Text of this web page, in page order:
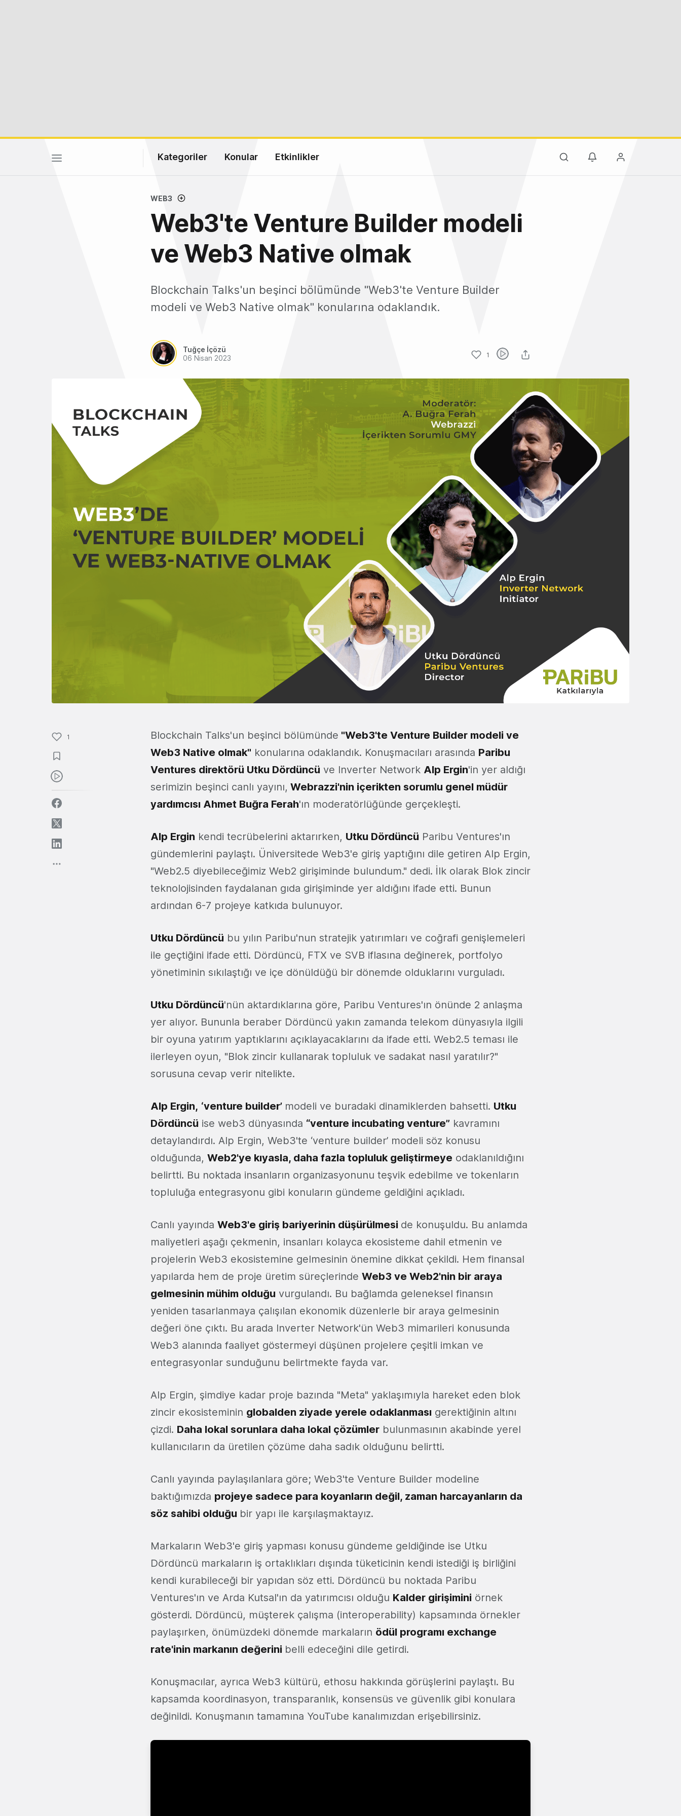
Kategoriler Konular Etkinlikler
WEB3
Web3'te Venture Builder modeli
ve Web3 Native olmak
Blockchain Talks'un beşinci bölümünde "Web3'te Venture Builder
modeli ve Web3 Native olmak" konularına odaklandık.
Tuğçe İçözü
06 Nisan 2023
1
1 Blockchain Talks'un beşinci bölümünde "Web3'te Venture Builder modeli ve
Web3 Native olmak" konularına odaklandık. Konuşmacıları arasında Paribu
Ventures direktörü Utku Dördüncü ve Inverter Network Initiator'ı
Alp Ergin'in yer aldığı
serimizin beşinci canlı yayını, Webrazzi'nin içerikten sorumlu genel müdür
yardımcısı Ahmet Buğra Ferah'ın moderatörlüğünde gerçekleşti.
Oturumda
Alp Ergin kendi tecrübelerini aktarırken, Utku Dördüncü Paribu Ventures'ın
gündemlerini paylaştı. Üniversitede Web3'e giriş yaptığını dile getiren Alp Ergin,
"Web2.5 diyebileceğimiz Web2 girişiminde bulundum." dedi. İlk olarak Blok zincir
teknolojisinden faydalanan gıda girişiminde yer aldığını ifade etti. Bunun
ardından 6-7 projeye katkıda bulunuyor.
Utku Dördüncü bu yılın Paribu'nun stratejik yatırımları ve coğrafi genişlemeleri
ile geçtiğini ifade etti. Dördüncü, FTX ve SVB iflasına değinerek, portfolyo
yönetiminin sıkılaştığı ve içe dönüldüğü bir dönemde olduklarını vurguladı.
Utku Dördüncü'nün aktardıklarına göre, Paribu Ventures'ın önünde 2 anlaşma
yer alıyor. Bununla beraber Dördüncü yakın zamanda telekom dünyasıyla ilgili
bir oyuna yatırım yaptıklarını açıklayacaklarını da ifade etti. Web2.5 teması ile
ilerleyen oyun, "Blok zincir kullanarak topluluk ve sadakat nasıl yaratılır?"
sorusuna cevap verir nitelikte.
Alp Ergin, ‘venture builder’ modeli ve buradaki dinamiklerden bahsetti. Utku
Dördüncü ise web3 dünyasında “venture incubating venture” kavramını
detaylandırdı. Alp Ergin, Web3'te ‘venture builder’ modeli söz konusu
olduğunda, Web2'ye kıyasla, daha fazla topluluk geliştirmeye odaklanıldığını
belirtti. Bu noktada insanların organizasyonunu teşvik edebilme ve tokenların
topluluğa entegrasyonu gibi konuların gündeme geldiğini açıkladı.
Canlı yayında Web3'e giriş bariyerinin düşürülmesi de konuşuldu. Bu anlamda
maliyetleri aşağı çekmenin, insanları kolayca ekosisteme dahil etmenin ve
projelerin Web3 ekosistemine gelmesinin önemine dikkat çekildi. Hem finansal
yapılarda hem de proje üretim süreçlerinde Web3 ve Web2'nin bir araya
gelmesinin mühim olduğu vurgulandı. Bu bağlamda geleneksel finansın
yeniden tasarlanmaya çalışılan ekonomik düzenlerle bir araya gelmesinin
değeri öne çıktı. Bu arada Inverter Network'ün Web3 mimarileri konusunda
Web3 alanında faaliyet göstermeyi düşünen projelere çeşitli imkan ve
entegrasyonlar sunduğunu belirtmekte fayda var.
Alp Ergin, şimdiye kadar proje bazında "Meta" yaklaşımıyla hareket eden blok
zincir ekosisteminin globalden ziyade yerele odaklanması gerektiğinin altını
çizdi. Daha lokal sorunlara daha lokal çözümler bulunmasının akabinde yerel
kullanıcıların da üretilen çözüme daha sadık olduğunu belirtti.
Canlı yayında paylaşılanlara göre; Web3'te Venture Builder modeline
baktığımızda projeye sadece para koyanların değil, zaman harcayanların da
söz sahibi olduğu bir yapı ile karşılaşmaktayız.
Markaların Web3'e giriş yapması konusu gündeme geldiğinde ise Utku
Dördüncü markaların iş ortaklıkları dışında tüketicinin kendi istediği iş birliğini
kendi kurabileceği bir yapıdan söz etti. Dördüncü bu noktada Paribu
Ventures'ın ve Arda Kutsal'ın da yatırımcısı olduğu Kalder girişimini örnek
gösterdi. Dördüncü, müşterek çalışma (interoperability) kapsamında örnekler
paylaşırken, önümüzdeki dönemde markaların ödül programı exchange
rate'inin markanın değerini belli edeceğini dile getirdi.
Konuşmacılar, ayrıca Web3 kültürü, ethosu hakkında görüşlerini paylaştı. Bu
kapsamda koordinasyon, transparanlık, konsensüs ve güvenlik gibi konulara
değinildi. Konuşmanın tamamına YouTube kanalımızdan erişebilirsiniz.